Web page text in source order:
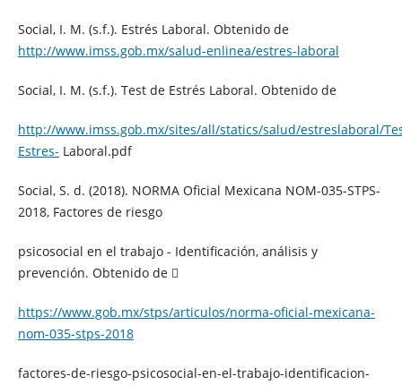
Social, I. M. (s.f.). Estrés Laboral. Obtenido de
http://www.imss.gob.mx/salud-enlinea/estres-laboral
Social, I. M. (s.f.). Test de Estrés Laboral. Obtenido de
http://www.imss.gob.mx/sites/all/statics/salud/estreslaboral/
Estres- Laboral.pdf
Social, S. d. (2018). NORMA Oficial Mexicana NOM-035-STPS-
2018, Factores de riesgo
psicosocial en el trabajo - Identificación, análisis y
prevención. Obtenido de 
https://www.gob.mx/stps/articulos/norma-oficial-mexicana-
nom-035-stps-2018
factores-de-riesgo-psicosocial-en-el-trabajo-identificacion-